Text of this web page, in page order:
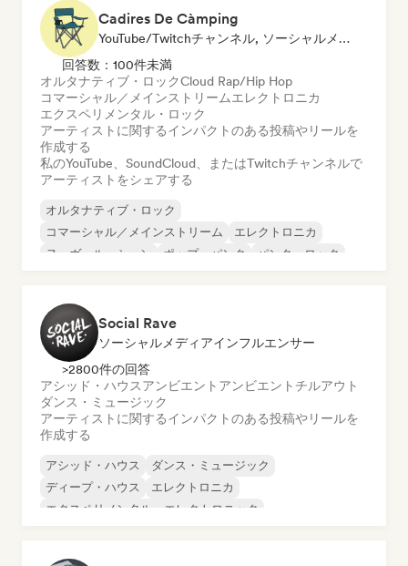
Cadires De Càmping
YouTube/Twitchチャンネル, ソーシャルメディアインフルエンサー
回答数：100件未満
オルタナティブ・ロックCloud Rap/Hip Hop
コマーシャル／メインストリームエレクトロニカ
エクスペリメンタル・ロック
アーティストに関するインパクトのある投稿やリールを
作成する
私のYouTube、SoundCloud、またはTwitchチャンネルで
アーティストをシェアする
オルタナティブ・ロック
コマーシャル／メインストリーム
エレクトロニカ
ヌーヴェル・シーン
ポップ・パンク
パンク・ロック
Social Rave
ソーシャルメディアインフルエンサー
>2800件の回答
アシッド・ハウスアンビエント アンビエント チルアウト
ダンス・ミュージック
アーティストに関するインパクトのある投稿やリールを
作成する
アシッド・ハウス
ダンス・ミュージック
ディープ・ハウス
エレクトロニカ
エクスペリメンタル・エレクトロニック